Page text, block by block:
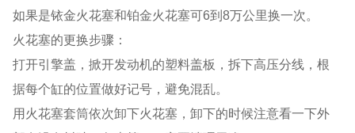
如果是铱金火花塞和铂金火花塞可6到8万公里换一次。
火花塞的更换步骤：
打开引擎盖，掀开发动机的塑料盖板，拆下高压分线，根
据每个缸的位置做好记号，避免混乱。
用火花塞套筒依次卸下火花塞，卸下的时候注意看一下外